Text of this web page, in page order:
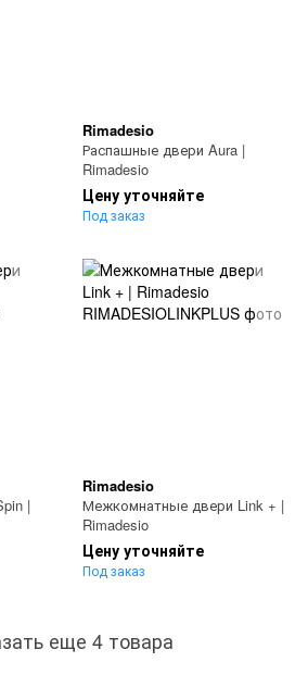
Rimadesio
Распашные двери Aura |
Rimadesio
Цену уточняйте
Под заказ
|
Rimadesio
Межкомнатные двери Link + |
Rimadesio
Цену уточняйте
Под заказ
еще 4 товара